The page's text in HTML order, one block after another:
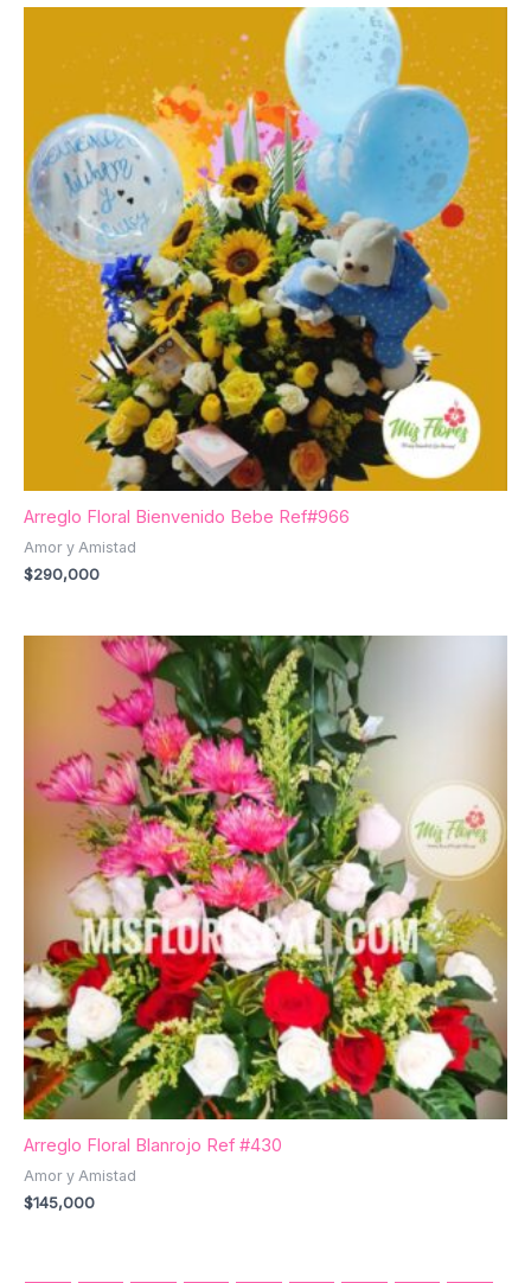
Arreglo Floral Bienvenido Bebe Ref#966
Amor y Amistad
$290,000
Arreglo Floral Blanrojo Ref #430
Amor y Amistad
$145,000